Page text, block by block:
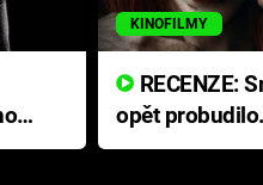
KINOFILMY
opět
přichází s